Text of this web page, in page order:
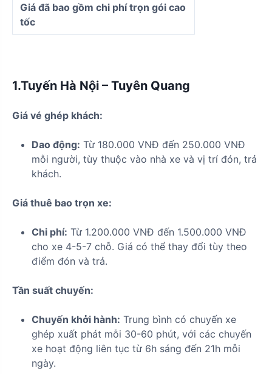
Giá đã bao gồm chi phí trọn gói cao
tốc
1.Tuyến Hà Nội – Tuyên Quang
Giá vé ghép khách:
Dao động: Từ 180.000 VNĐ đến 250.000 VNĐ
mỗi người, tùy thuộc vào nhà xe và vị trí đón, trả
khách.
Giá thuê bao trọn xe:
Chi phí: Từ 1.200.000 VNĐ đến 1.500.000 VNĐ
cho xe 4-5-7 chỗ. Giá có thể thay đổi tùy theo
điểm đón và trả.
Tần suất chuyến:
Chuyến khởi hành: Trung bình có chuyến xe
ghép xuất phát mỗi 30-60 phút, với các chuyến
xe hoạt động liên tục từ 6h sáng đến 21h mỗi
ngày.